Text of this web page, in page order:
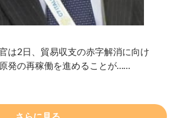
は2日、貿易収支の赤字解消に向け
発の再稼働を進めることが……